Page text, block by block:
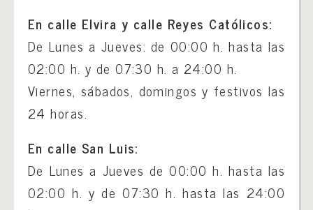
En calle Elvira y calle Reyes Católicos:
De Lunes a Jueves: de 00:00 h. hasta las
02:00 h. y de 07:30 h. a 24:00 h.
Viernes, sábados, domingos y festivos las
24 horas.
En calle San Luis:
De Lunes a Jueves de 00:00 h. hasta las
02:00 h. y de 07:30 h. hasta las 24:00